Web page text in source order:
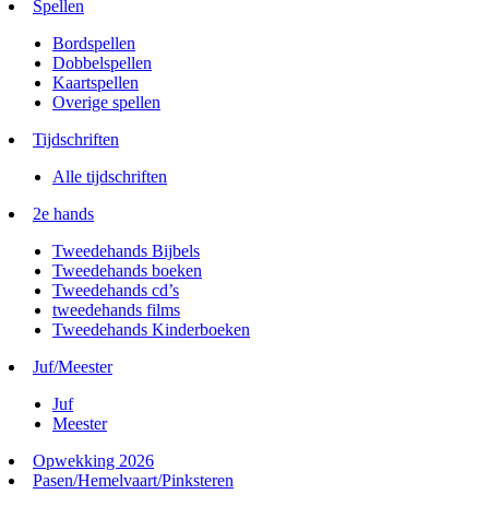
Spellen
Bordspellen
Dobbelspellen
Kaartspellen
Overige spellen
Tijdschriften
Alle tijdschriften
2e hands
Tweedehands Bijbels
Tweedehands boeken
Tweedehands cd’s
tweedehands films
Tweedehands Kinderboeken
Juf/Meester
Juf
Meester
Opwekking 2026
Pasen/Hemelvaart/Pinksteren